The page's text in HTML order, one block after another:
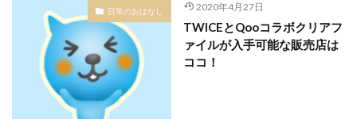
日常のおはなし 2020年4月27日
TWICEとQooコラボクリアフ
ァイルが入手可能な販売店は
ココ！